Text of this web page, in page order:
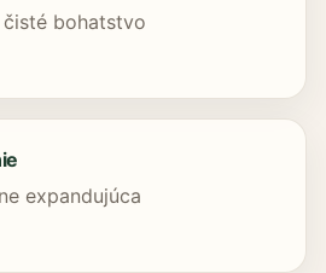
bohatstvo
expandujúca